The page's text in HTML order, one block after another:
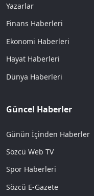
Yazarlar
Finans Haberleri
Ekonomi Haberleri
Hayat Haberleri
Dünya Haberleri
Güncel Haberler
Günün İçinden Haberler
Sözcü Web TV
Spor Haberleri
Sözcü E-Gazete